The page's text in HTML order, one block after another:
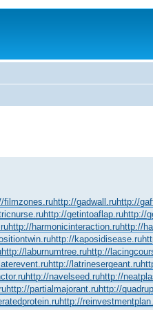
filmzones.ruhttp://gadwall.ruhttp://
http://getintoaflap.ruhttp://
http://harmonicinteraction.ruhttp://
http://kaposidisease.ru
http://laburnumtree.ruhttp://
http://latrinesergeant.ru
http://navelseed.ruhttp://
http://partialmajorant.ruhttp://
http://